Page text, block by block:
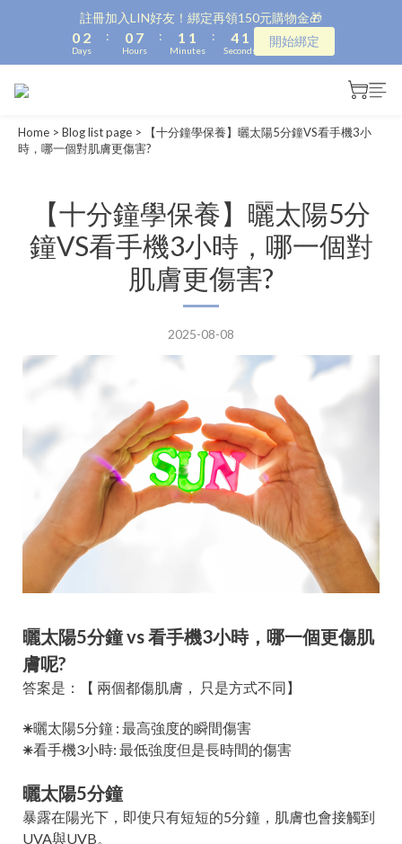
註冊加入LIN好友！綁定再領150元購物金🎁
0
3
2
1
Days
:
1
0
8
7
6
2
1
Hours
:
2
1
0
2
1
0
Minutes
:
5
4
3
1
0
Seconds
開始綁定
Home > Blog list page >
【十分鐘學保養】曬太陽5分鐘VS看手機3小
時，哪一個對肌膚更傷害?
【十分鐘學保養】曬太陽5分
鐘VS看手機3小時，哪一個對
肌膚更傷害?
2025-08-08
曬太陽5分鐘 vs 看手機3小時，哪一個更傷肌
膚呢?
答案是：【 兩個都傷肌膚， 只是方式不同】
✳︎曬太陽5分鐘 : 最高強度的瞬間傷害
✳︎看手機3小時: 最低強度但是長時間的傷害
曬太陽5分鐘
暴露在陽光下，即使只有短短的5分鐘，肌膚也會接觸到
UVA與UVB。